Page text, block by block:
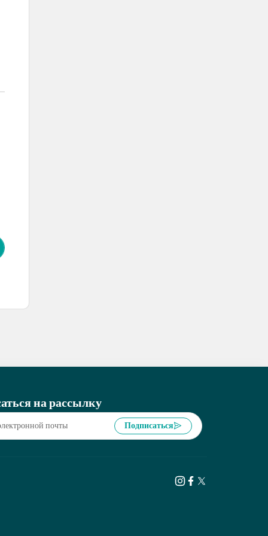
на рассылку
Подписаться